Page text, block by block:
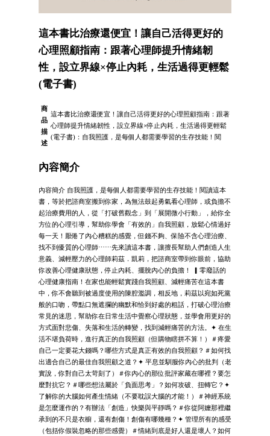
這本書比治療還便宜！讓自己活得更好的
心理照顧指南：跟著心理師提升情緒韌
性，設立界線×停止內耗，生活過得更輕鬆
(電子書)
商
品
描
述
這本書比治療還便宜！讓自己活得更好的心理照顧指南：跟著
心理師提升情緒韌性，設立界線×停止內耗，生活過得更輕鬆
(電子書)：自我照護，是每個人都需要學習的生存技能！閱
內容簡介
內容簡介 自我照護，是每個人都需要學習的生存技能！閱讀這本
書，等於把諮商室搬到你家，為無法鼓起勇氣看心理師，或負擔不
起治療費用的人，從「打破舊觀念」到「展開微小行動」，給你全
方位的心理引導，幫助你學會「有效的」自我照顧，放鬆心情過好
每一天！厭倦了內心糟糕的感覺，但錢不夠、保險不含心理治療、
找不到優質的心理師⋯⋯先來讀這本書，讓擅長幫助人們創造人生
意義、減輕壓力的心理師莉茲．凱莉，把諮商室帶到你眼前，協助
你改善心理健康狀態，停止內耗、擺脫內心的負擔！ ▎零廢話的
心理健康指南！在家也能輕鬆實踐自我照顧、減輕痛苦在這本書
中，你不會聽到被過度使用的陳腔濫調，相反地，莉茲以宛如死黨
般的口吻，帶點口無遮攔的幽默和恰到好處的粗話，打破心理治療
常見的迷思，幫助你在日常生活中覺察心理狀態，並學會用更好的
方式面對悲傷、失落和生活的轉變，找到減輕痛苦的方法。✦ 在生
活不堪負荷時，進行真正的自我照顧（但購物瞎拼不算！）＃疼愛
自己一定要花大錢嗎？哪些方式是真正有效的自我照顧？＃如何找
出適合自己的最佳自我照顧之道？✦ 平息並馴服你內心的批判（老
實說，你對自己太苛刻了）＃你內心的那位批評家藏在哪裡？要怎
麼對抗它？＃哪些想法屬於「負面思考」？如何攻破、扭轉它？✦
了解你的大腦如何產生情緒（不要耽誤大腦的才能！）＃神經系統
是怎麼運作的？有辦法「創造」快樂與平靜嗎？＃你從阿嬤那裡繼
承到的不只是衣櫥，還有創傷！創傷有哪幾種？✦ 管理所有的感受
（包括你假裝忽略的那些感覺）＃情緒到底是好人還是壞人？如何